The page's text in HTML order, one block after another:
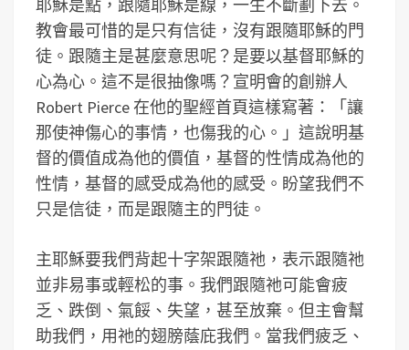
耶穌是點，跟隨耶穌是線，一生不斷劃下去。
教會最可惜的是只有信徒，沒有跟隨耶穌的門
徒。跟隨主是甚麼意思呢？是要以基督耶穌的
心為心。這不是很抽像嗎？宣明會的創辦人
Robert Pierce 在他的聖經首頁這樣寫著：「讓
那使神傷心的事情，也傷我的心。」這說明基
督的價值成為他的價值，基督的性情成為他的
性情，基督的感受成為他的感受。盼望我們不
只是信徒，而是跟隨主的門徒。
主耶穌要我們背起十字架跟隨祂，表示跟隨祂
並非易事或輕松的事。我們跟隨祂可能會疲
乏、跌倒、氣餒、失望，甚至放棄。但主會幫
助我們，用祂的翅膀蔭庇我們。當我們疲乏、